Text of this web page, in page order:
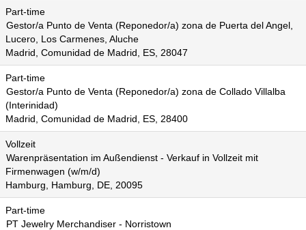
Part-time
Gestor/a Punto de Venta (Reponedor/a) zona de Puerta del Angel,
Lucero, Los Carmenes, Aluche
Madrid, Comunidad de Madrid, ES, 28047
Part-time
Gestor/a Punto de Venta (Reponedor/a) zona de Collado Villalba
(Interinidad)
Madrid, Comunidad de Madrid, ES, 28400
Vollzeit
Warenpräsentation im Außendienst - Verkauf in Vollzeit mit
Firmenwagen (w/m/d)
Hamburg, Hamburg, DE, 20095
Part-time
PT Jewelry Merchandiser - Norristown